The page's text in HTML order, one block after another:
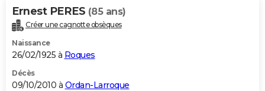
Ernest PERES (85 ans)
Créer une cagnotte obsèques
Naissance
26/02/1925 à Roques
Décès
09/10/2010 à Ordan-Larroque